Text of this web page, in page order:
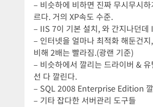
– 비슷하에 비하면 진짜 무시무시
르다. 거의 XP속도 수준.
– IIS 7이 기본 설치, 와 간지나던데
– 인터넷을 얼마나 최적화 해둔건지
비해 2배는 빨라짐.(광랜 기준)
– 비슷하에서 깔리는 드라이버 & 유
선 다 깔린다.
– SQL 2008 Enterprise Edition
– 기타 잡다한 서버관리 도구들